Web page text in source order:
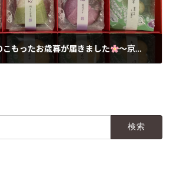
こもったお歳暮が届きました 〜京洛 辻が花「花点心」〜